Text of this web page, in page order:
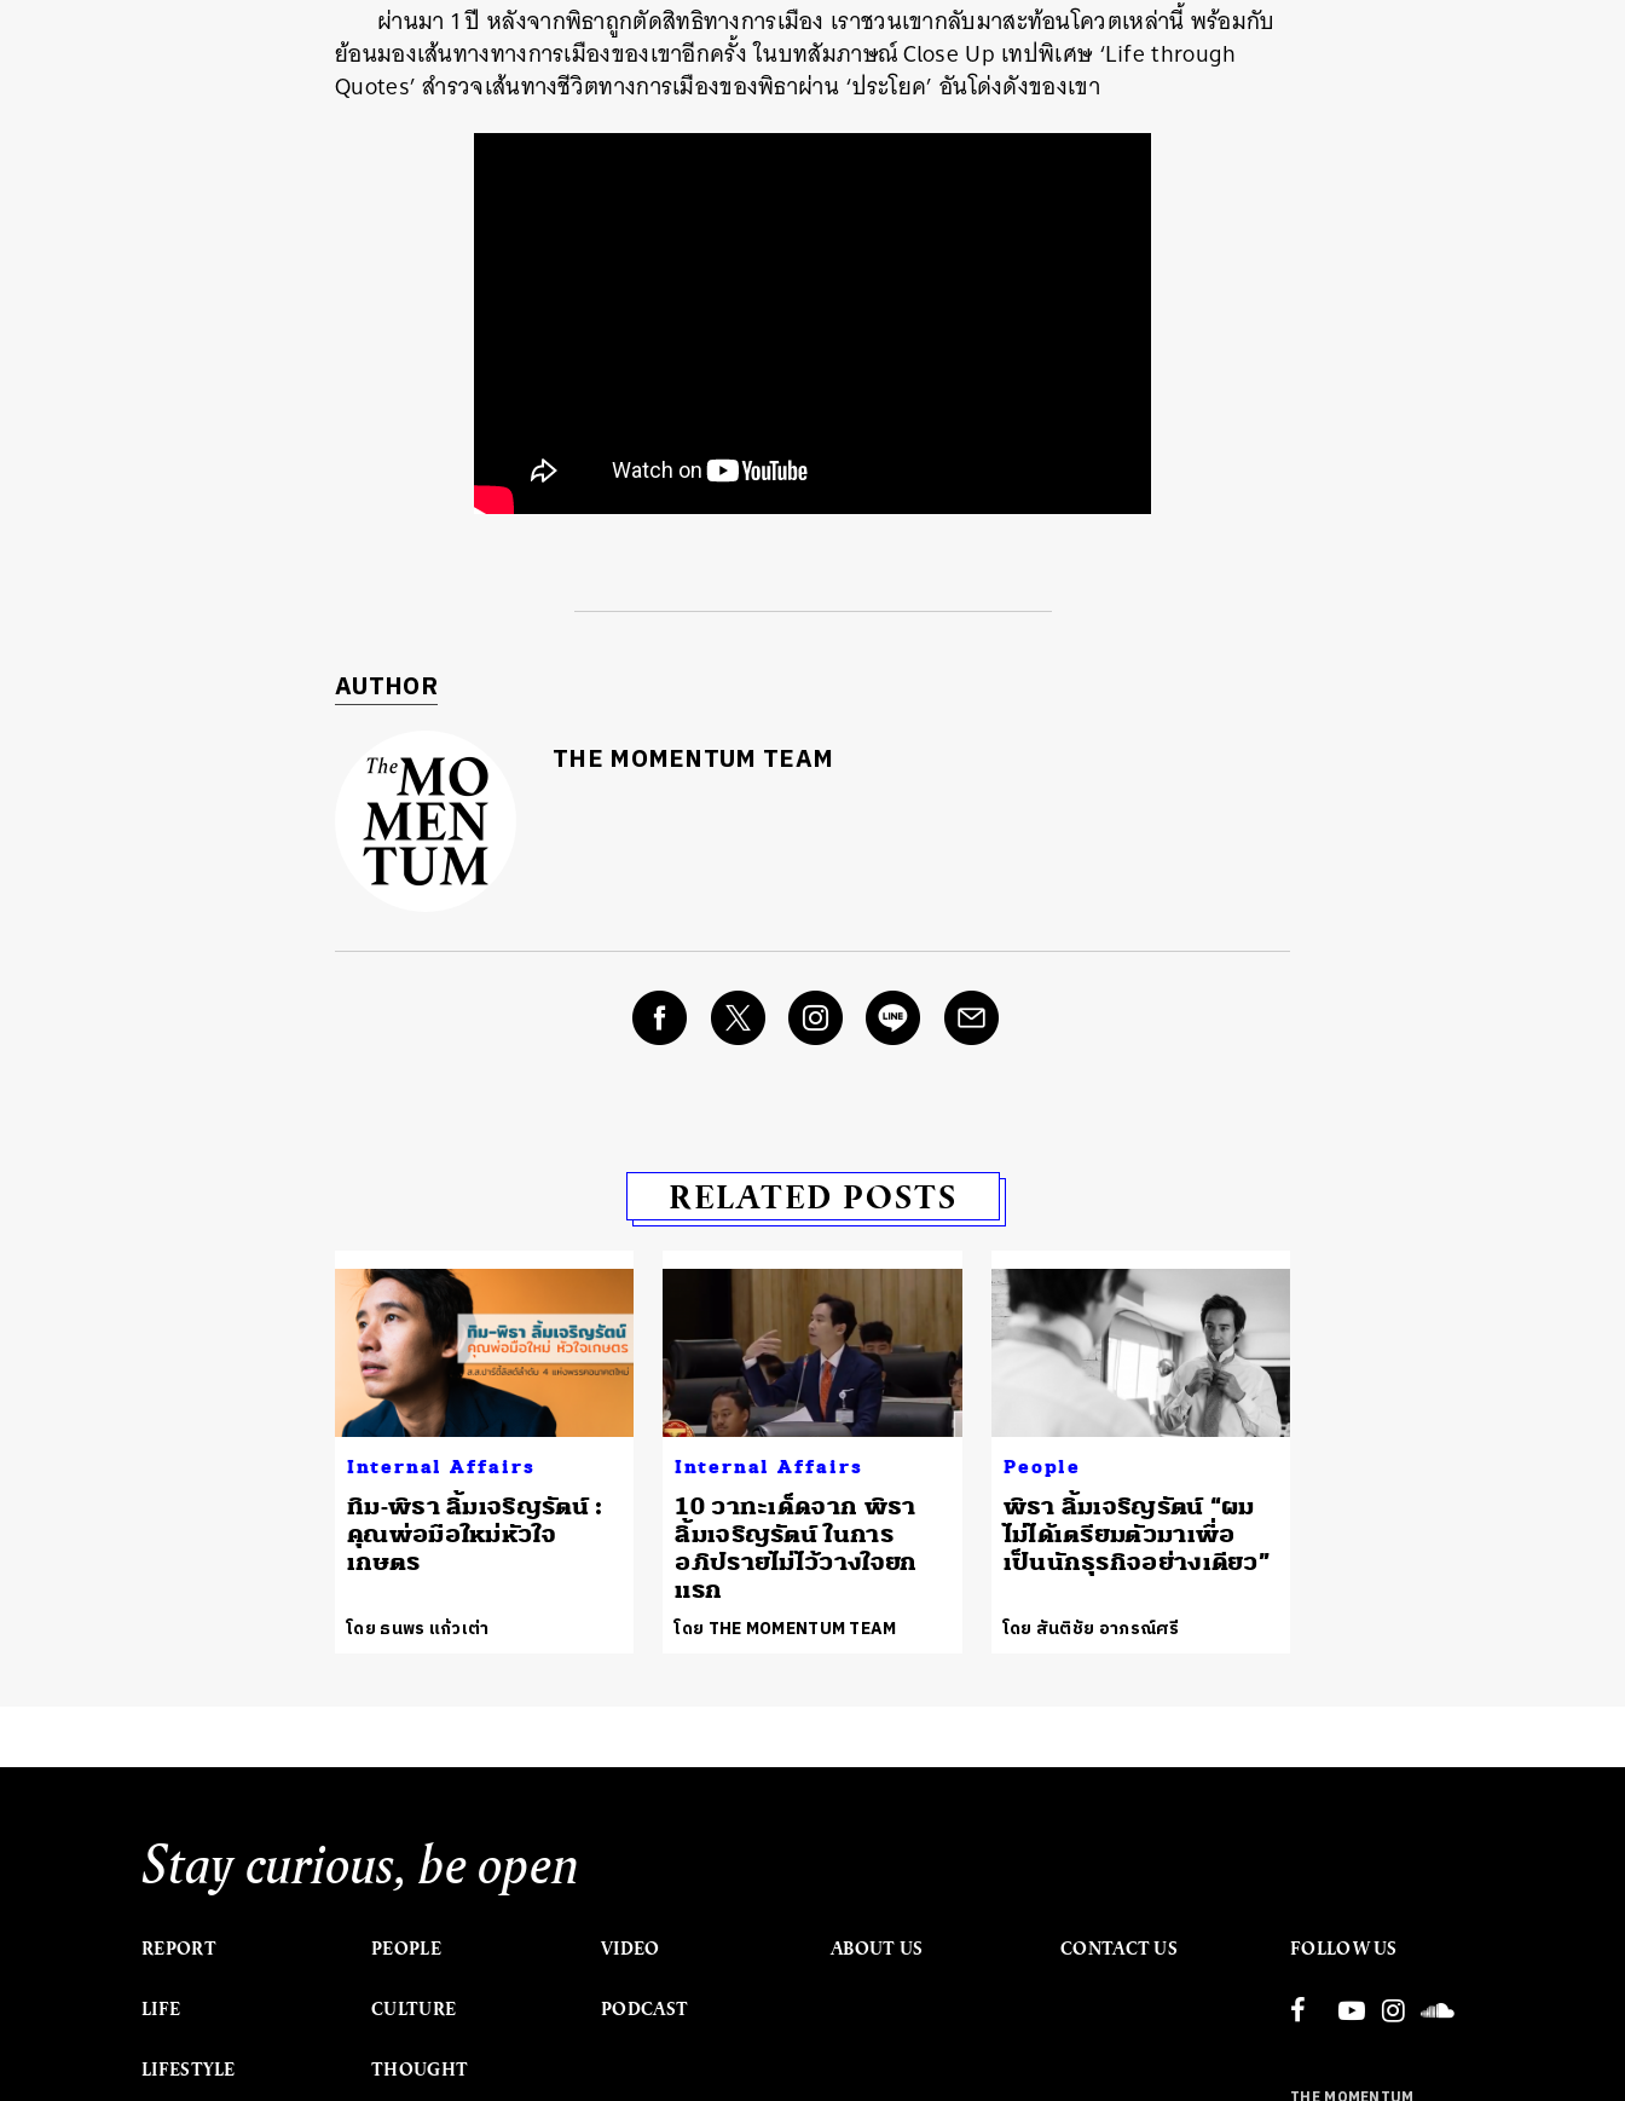
ผ่านมา 1 ปี หลังจากพิธาถูกตัดสิทธิทางการเมือง เราชวนเขากลับมาสะท้อนโควตเหล่านี้ พร้อมกับ
ย้อนมองเส้นทางทางการเมืองของเขาอีกครั้ง ในบทสัมภาษณ์ Close Up เทปพิเศษ ‘Life through
Quotes’ สำรวจเส้นทางชีวิตทางการเมืองของพิธาผ่าน ‘ประโยค’ อันโด่งดังของเขา
AUTHOR
THE MOMENTUM TEAM
RELATED POSTS
Internal Affairs
ทิม-พิธา ลิ้มเจริญรัตน์ :
คุณพ่อมือใหม่หัวใจ
เกษตร
โดย ธนพร แก้วเต่า
Internal Affairs
10 วาทะเด็ดจาก พิธา
ลิ้มเจริญรัตน์ ในการ
อภิปรายไม่ไว้วางใจยก
แรก
โดย THE MOMENTUM TEAM
People
พิธา ลิ้มเจริญรัตน์ “ผม
ไม่ได้เตรียมตัวมาเพื่อ
เป็นนักธุรกิจอย่างเดียว”
โดย สันติชัย อาภรณ์ศรี
Stay curious, be open
REPORT
LIFE
LIFESTYLE
PEOPLE
CULTURE
THOUGHT
VIDEO
PODCAST
ABOUT US CONTACT US FOLLOW US